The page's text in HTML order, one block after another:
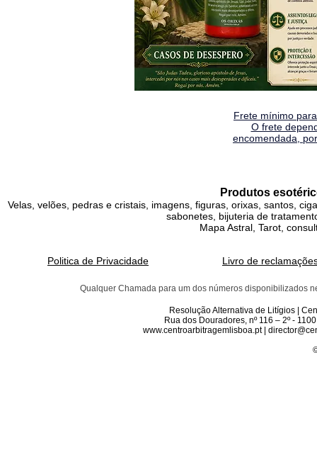
Frete mínimo
O frete
encomendada,
Produtos
Velas, velões, pedras e cristais, imagens, figuras, orixas, santos,
sabonetes, bijuteria de
Mapa Astral, Tarot,
Politica de Privacidade Livro de
Qualquer Chamada para um dos números disponibilizados
Resolução Alternativa de Litígios |
Rua dos Douradores, nº 116 – 2º -
www.centroarbitragemlisboa.pt |